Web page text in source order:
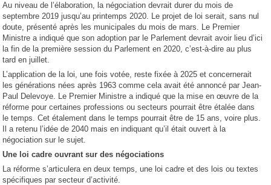
Au niveau de l’élaboration, la négociation devrait durer du mois de
septembre 2019 jusqu’au printemps 2020. Le projet de loi serait, sans nul
doute, présenté après les municipales du mois de mars. Le Premier
Ministre a indiqué que son adoption par le Parlement devrait avoir lieu d’ici
la fin de la première session du Parlement en 2020, c’est-à-dire au plus
tard en juillet.
L’application de la loi, une fois votée, reste fixée à 2025 et concernerait
les générations nées après 1963 comme cela avait été annoncé par Jean-
Paul Delevoye. Le Premier Ministre a indiqué que la mise en œuvre de la
réforme pour certaines professions ou secteurs pourrait être étalée dans
le temps. Cet étalement dans le temps pourrait être de 15 ans, voire plus.
Il a retenu l’idée de 2040 mais en indiquant qu’il était ouvert à la
négociation sur le sujet.
Une loi cadre ouvrant sur des négociations
La réforme s’articulera en deux temps, une loi cadre et des lois ou textes
spécifiques par secteur d’activité.